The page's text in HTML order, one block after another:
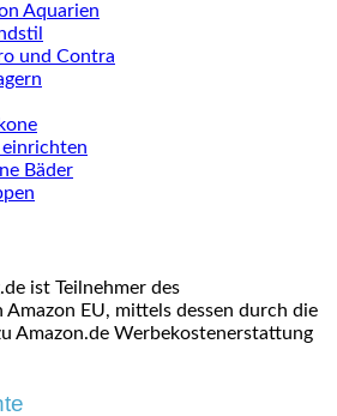
Aquarien
und Contra
Bäder
ist Teilnehmer des
Amazon EU, mittels dessen durch die
Amazon.de Werbekostenerstattung